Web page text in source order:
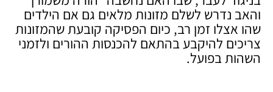
והאב נדרש לשלם מזונות מלאים גם אם הילדים
שהו אצלו זמן רב, כיום הפסיקה קובעת שהמזונות
צריכים להיקבע בהתאם להכנסות ההורים ולזמני
השהות בפועל.